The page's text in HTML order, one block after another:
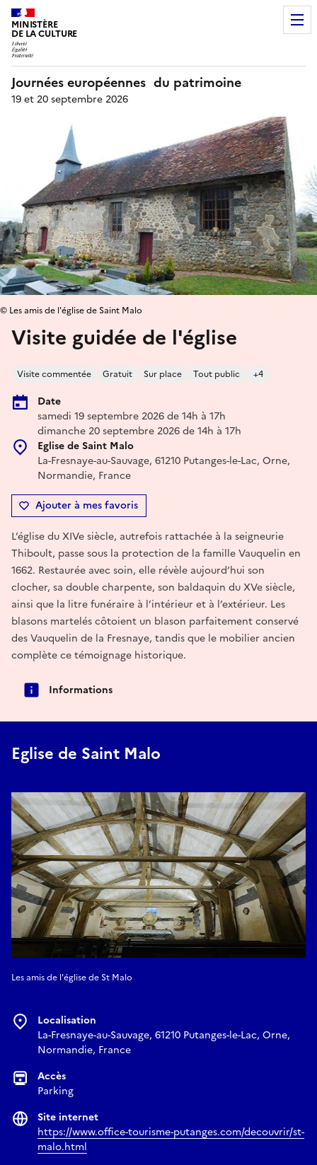
MINISTÈRE
DE LA CULTURE
Journées européennes du patrimoine
19 et 20 septembre 2026
Visite guidée de l'église
Visite commentée Gratuit Sur place Tout public +4
Date
samedi 19 septembre 2026 de 14h à 17h
dimanche 20 septembre 2026 de 14h à 17h
Eglise de Saint Malo
La-Fresnaye-au-Sauvage, 61210 Putanges-le-Lac, Orne,
Normandie, France
Ajouter à mes favoris
© Les amis de l'église de Saint Malo
L’église du XIVe siècle, autrefois rattachée à la seigneurie
Thiboult, passe sous la protection de la famille Vauquelin en
1662. Restaurée avec soin, elle révèle aujourd’hui son
clocher, sa double charpente, son baldaquin du XVe siècle,
ainsi que la litre funéraire à l’intérieur et à l’extérieur. Les
blasons martelés côtoient un blason parfaitement conservé
des Vauquelin de la Fresnaye, tandis que le mobilier ancien
complète ce témoignage historique.
Informations
Eglise de Saint Malo
Les amis de l'église de St Malo
Localisation
La-Fresnaye-au-Sauvage, 61210 Putanges-le-Lac, Orne,
Normandie, France
Accès
Parking
Site internet
https://www.office-tourisme-putanges.com/decouvrir/st-
malo.html